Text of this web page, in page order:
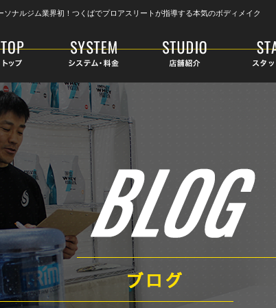
ソナルジム業界初！つくばでプロアスリートが指導する本気のボディメイク